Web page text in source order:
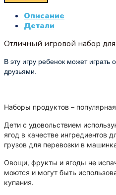
Описание
Детали
Отличный игровой набор
В эту игру ребенок может играть
друзьями.
Наборы продуктов –
Дети с удовольствием
ягод в качестве ингредиентов
грузов для перевозки в
Овощи, фрукты и ягоды не
моются и могут быть
купания.